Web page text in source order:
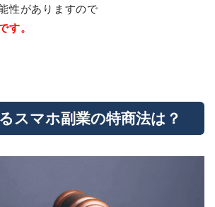
性がありますので
す。
スマホ副業の特商法は？